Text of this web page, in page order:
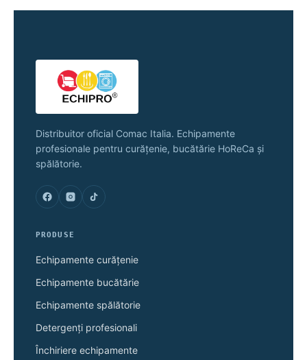
Distribuitor oficial Comac Italia. Echipamente
profesionale pentru curățenie, bucătărie HoReCa și
spălătorie.
PRODUSE
Echipamente curățenie
Echipamente bucătărie
Echipamente spălătorie
Detergenți profesionali
Închiriere echipamente